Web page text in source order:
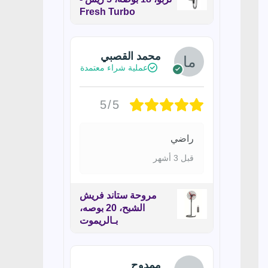
Fresh Turbo
محمد القصبي
عملية شراء معتمدة
5/5
راضي
قبل 3 أشهر
مروحة ستاند فريش
الشبح، 20 بوصه،
بـالريموت
ممدوح